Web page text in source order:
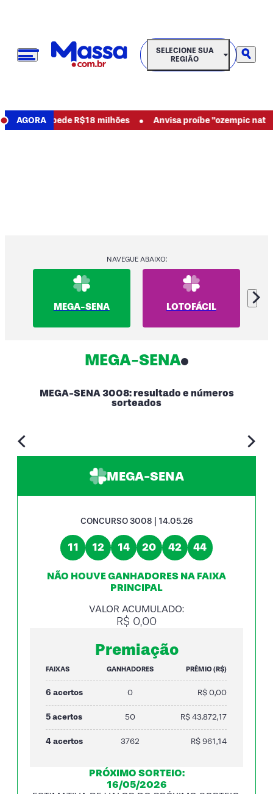
SELECIONE SUA REGIÃO
SELECIONE SUA
REGIÃO
AGORA
e pede R$18 milhões • Anvisa proíbe "ozempic natural"
NAVEGUE ABAIXO:
MEGA-SENA LOTOFÁCIL
MEGA-SENA
MEGA-SENA 3008: resultado e números
sorteados
MEGA-SENA
CONCURSO 3008 | 14.05.26
11 12 14 20 42 44
NÃO HOUVE GANHADORES NA FAIXA
PRINCIPAL
VALOR ACUMULADO:
R$ 0,00
Premiação
FAIXAS GANHADORES PRÊMIO (R$)
6 acertos 0 R$ 0,00
5 acertos 50 R$ 43.872,17
4 acertos 3762 R$ 961,14
PRÓXIMO SORTEIO:
16/05/2026